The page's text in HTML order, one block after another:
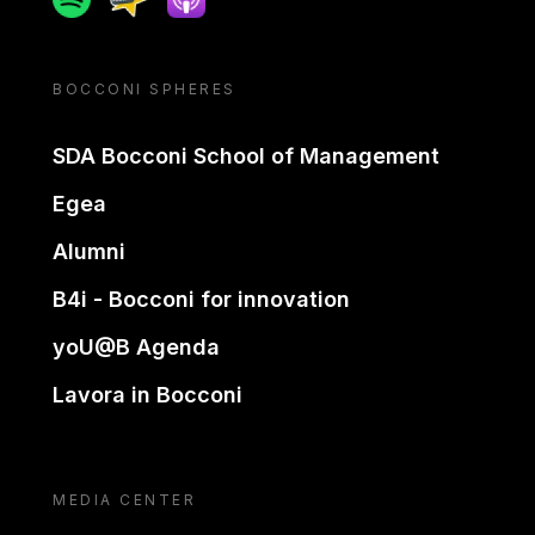
BOCCONI SPHERES
SDA Bocconi School of Management
Egea
Alumni
B4i - Bocconi for innovation
yoU@B Agenda
Lavora in Bocconi
MEDIA CENTER